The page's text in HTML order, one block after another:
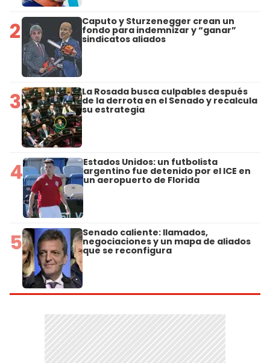
2 Caputo y Sturzenegger crean un
fondo para indemnizar y “ganar”
sindicatos aliados
3 La Rosada busca culpables después
de la derrota en el Senado y recalcula
su estrategia
4 Estados Unidos: un futbolista
argentino fue detenido por el ICE en
un aeropuerto de Florida
5 Senado caliente: llamados,
negociaciones y un mapa de aliados
que se reconfigura